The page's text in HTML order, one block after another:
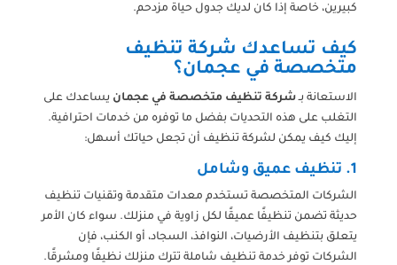
كبيرين، خاصة إذا كان لديك جدول حياة مزدحم.
كيف تساعدك شركة تنظيف
متخصصة في عجمان؟
الاستعانة بـشركة تنظيف متخصصة في عجمان يساعدك على
التغلب على هذه التحديات بفضل ما توفره من خدمات احترافية.
إليك كيف يمكن لشركة تنظيف أن تجعل حياتك أسهل:
1. تنظيف عميق وشامل
الشركات المتخصصة تستخدم معدات متقدمة وتقنيات تنظيف
حديثة تضمن تنظيفًا عميقًا لكل زاوية في منزلك. سواء كان الأمر
يتعلق بتنظيف الأرضيات، النوافذ، السجاد، أو الكنب، فإن
الشركات توفر خدمة تنظيف شاملة تترك منزلك نظيفًا ومشرقًا.